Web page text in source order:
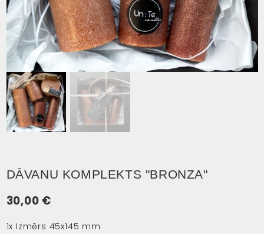
DĀVANU KOMPLEKTS "BRONZA"
30,00 €
1x Izmērs 45x145 mm